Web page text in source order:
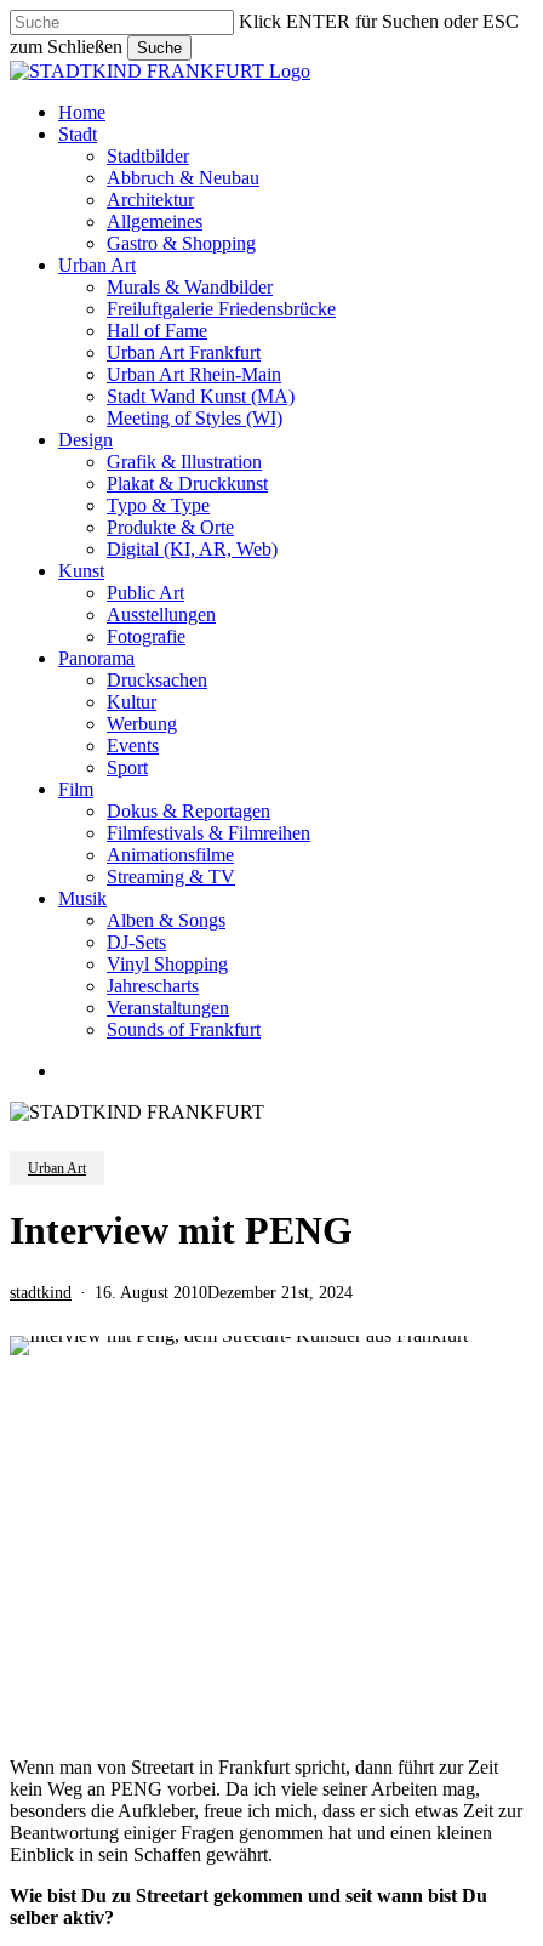
Skip
to
main
content
Klick ENTER für Suchen oder ESC
zum Schließen
Suche
Close
search
Menu
Home
Stadt
Stadtbilder
Abbruch & Neubau
Architektur
Allgemeines
Gastro & Shopping
Urban Art
Murals & Wandbilder
Freiluftgalerie Friedensbrücke
Hall of Fame
Urban Art Frankfurt
Urban Art Rhein-Main
Stadt Wand Kunst (MA)
Meeting of Styles (WI)
Design
Grafik & Illustration
Plakat & Druckkunst
Typo & Type
Produkte & Orte
Digital (KI, AR, Web)
Kunst
Public Art
Ausstellungen
Fotografie
Panorama
Drucksachen
Kultur
Werbung
Events
Sport
Film
Dokus & Reportagen
Filmfestivals & Filmreihen
Animationsfilme
Streaming & TV
Musik
Alben & Songs
DJ-Sets
Vinyl Shopping
Jahrescharts
Veranstaltungen
Sounds of Frankfurt
Urban Art
Interview mit PENG
stadtkind 16. August 2010Dezember 21st, 2024
Wenn man von Streetart in Frankfurt spricht, dann führt zur Zeit
kein Weg an PENG vorbei. Da ich viele seiner Arbeiten mag,
besonders die Aufkleber, freue ich mich, dass er sich etwas Zeit zur
Beantwortung einiger Fragen genommen hat und einen kleinen
Einblick in sein Schaffen gewährt.
Wie bist Du zu Streetart gekommen und seit wann bist Du
selber aktiv?